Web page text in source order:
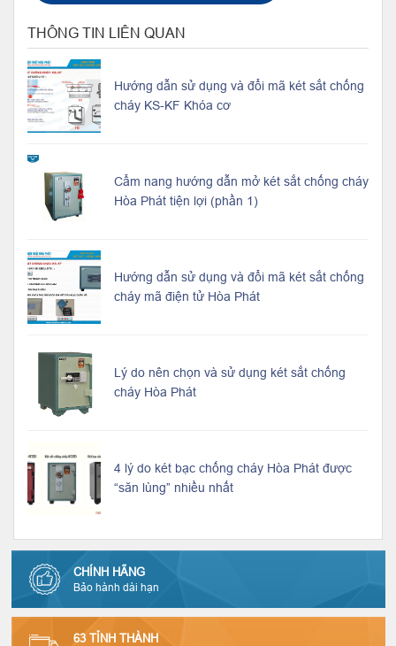
THÔNG TIN LIÊN QUAN
Hướng dẫn sử dụng và đổi mã két sắt chống
cháy KS-KF Khóa cơ
Cẩm nang hướng dẫn mở két sắt chống cháy
Hòa Phát tiện lợi (phần 1)
Hướng dẫn sử dụng và đổi mã két sắt chống
cháy mã điện tử Hòa Phát
Lý do nên chọn và sử dụng két sắt chống
cháy Hòa Phát
4 lý do két bạc chống cháy Hòa Phát được
“săn lùng” nhiều nhất
CHÍNH HÃNG
Bảo hành dài hạn
63 TỈNH THÀNH